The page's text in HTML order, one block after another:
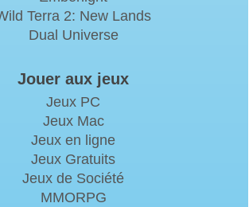
Terra 2: New Lands
Dual Universe
Jouer aux jeux
Jeux PC
Jeux Mac
Jeux en ligne
Jeux Gratuits
Jeux de Société
MMORPG